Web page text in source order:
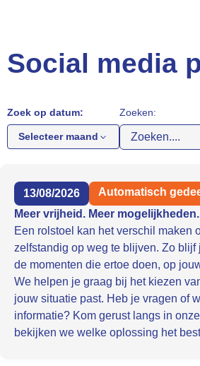
Social media
Zoek op datum:
Selecteer maand
Zoeken:
13/08/2026
Automatisch
Meer vrijheid. Meer mogelijkheden.
Een rolstoel kan het verschil maken
zelfstandig op weg te blijven. Zo blijf
de momenten die ertoe doen, op
We helpen je graag bij het kiezen
jouw situatie past. Heb je vragen of
informatie? Kom gerust langs in
bekijken we welke oplossing het